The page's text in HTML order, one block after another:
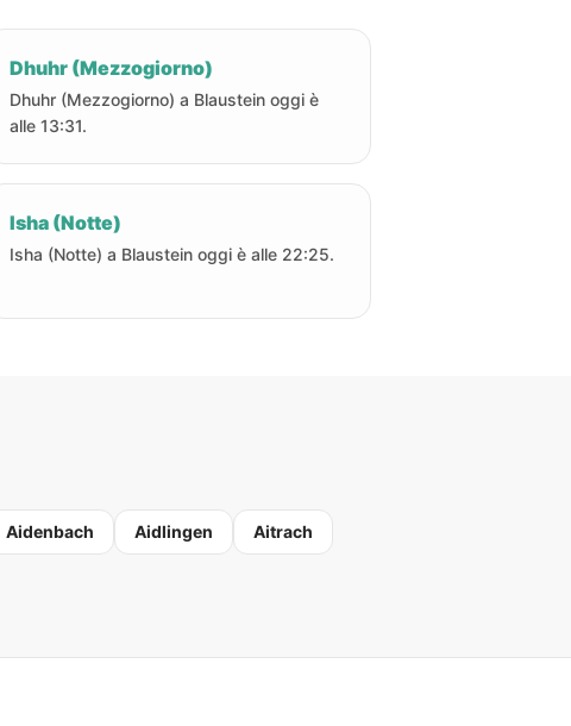
Dhuhr (Mezzogiorno)
Dhuhr (Mezzogiorno) a Blaustein oggi è
alle 13:31.
Isha (Notte)
Isha (Notte) a Blaustein oggi è alle 22:25.
Aidenbach Aidlingen Aitrach